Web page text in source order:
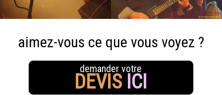
aimez-vous ce que vous voyez ?
demander votre
DEVIS ICI